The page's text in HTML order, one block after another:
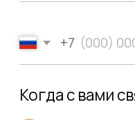
профилактикой головных
Cочетание
Комплексный